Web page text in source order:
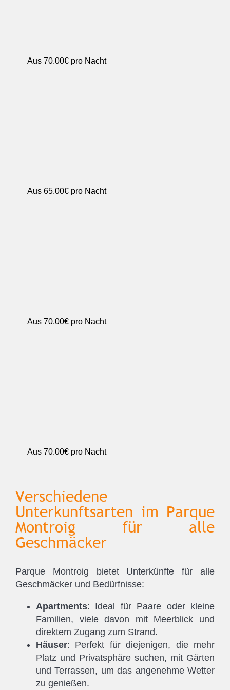
Aus 70.00€pro Nacht
Aus 65.00€pro Nacht
Aus 70.00€pro Nacht
Aus 70.00€pro Nacht
Verschiedene
Unterkunftsarten im Parque
Montroig für alle
Geschmäcker
Parque Montroig bietet Unterkünfte für alle
Geschmäcker und Bedürfnisse:
Apartments: Ideal für Paare oder kleine
Familien, viele davon mit Meerblick und
direktem Zugang zum Strand.
Häuser: Perfekt für diejenigen, die mehr
Platz und Privatsphäre suchen, mit Gärten
und Terrassen, um das angenehme Wetter
zu genießen.